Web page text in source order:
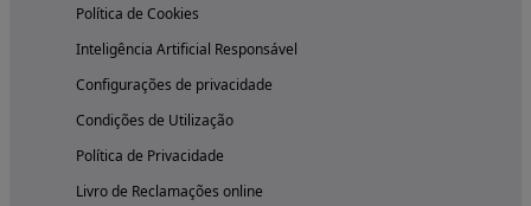
Política de Cookies
Inteligência Artificial Responsável
Configurações de privacidade
Condições de Utilização
Política de Privacidade
Livro de Reclamações online